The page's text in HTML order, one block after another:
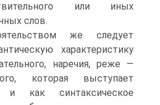
или иных
слов.
же следует
характеристику
наречия, реже —
которая выступает
и как синтаксическое